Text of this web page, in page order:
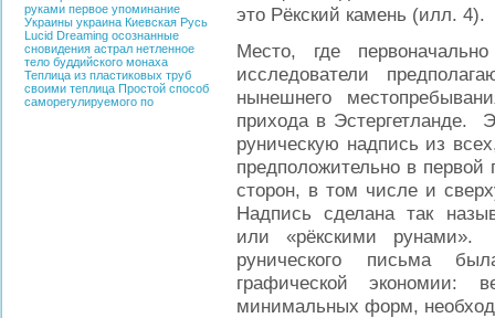
руками первое упоминание
Украины украина Киевская Русь
Lucid Dreaming осознанные
сновидения астрал нетленное
тело буддийского монаха
Теплица из пластиковых труб
своими теплица Простой способ
саморегулируемого по
это Рёкский камень (илл. 4).
Место, где
исследователи
нынешнего
прихода в Эстергетланде.
руническую надпись из
предположительно в первой
сторон, в том числе и
Надпись сделана так
или «рёкскими рунами».
рунического письма
графической
минимальных форм,